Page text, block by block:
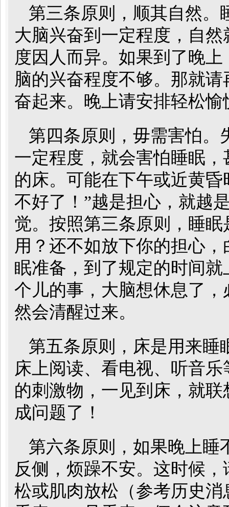
第三条原则，顺其自然。
大脑兴奋到一定程度，自
度因人而异。如果到了晚
脑的兴奋程度不够。那就
奋起来。晚上请安排轻松
第四条原则，毋需害怕。
一定程度，就会害怕睡眠
的床。可能在下午或近黄
不好了！”越是担心，就越
觉。按照第三条原则，睡
用？还不如放下你的担心
眠准备，到了规定的时间
个儿的事，大脑想休息了
然会清醒过来。
第五条原则，床是用来睡
床上阅读、看电视、听音
的刺激物，一见到床，就
成问题了！
第六条原则，如果晚上睡
反侧，烦躁不安。这时候
松或肌肉放松（参考历史